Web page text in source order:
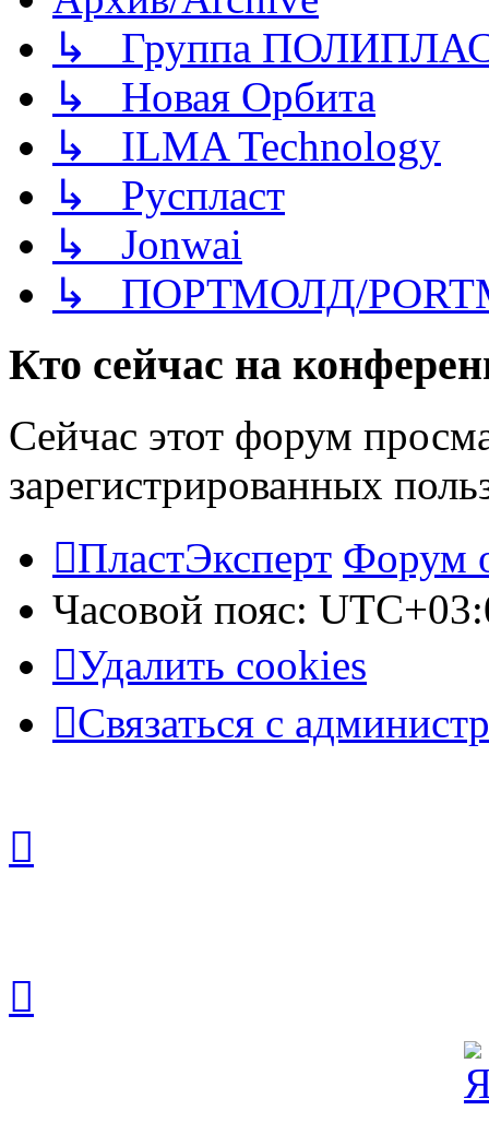
↳ Группа
↳ Новая Орбита
↳ ILMA Technology
↳ Руспласт
↳ Jonwai
↳ ПОРТМОЛД/
Кто сейчас на
Сейчас этот форум
зарегистрированных
ПластЭксперт Форум
Часовой пояс:
Удалить cookies
Связаться с